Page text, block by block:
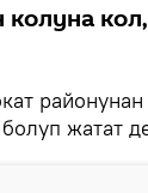
жатат